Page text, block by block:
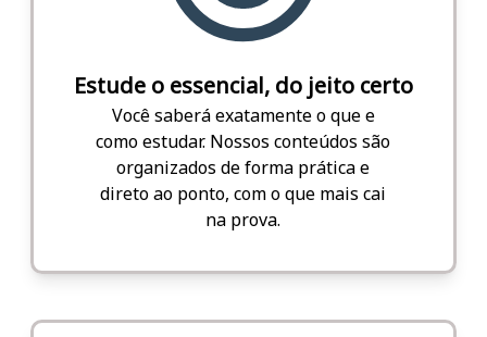
Estude o essencial, do jeito certo
Você saberá exatamente o que e
como estudar. Nossos conteúdos são
organizados de forma prática e
direto ao ponto, com o que mais cai
na prova.